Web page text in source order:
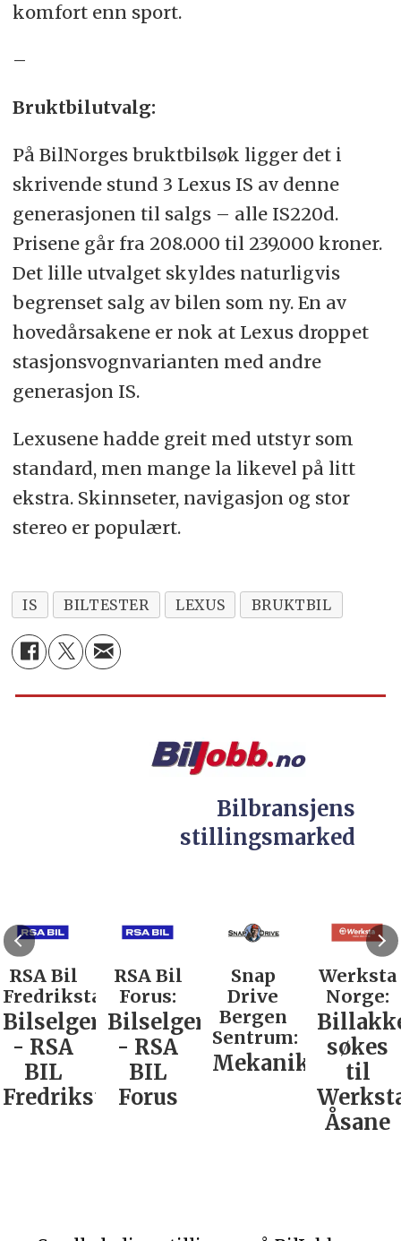
komfort enn sport.
–
Bruktbilutvalg:
På BilNorges bruktbilsøk ligger det i
skrivende stund 3 Lexus IS av denne
generasjonen til salgs – alle IS220d.
Prisene går fra 208.000 til 239.000 kroner.
Det lille utvalget skyldes naturligvis
begrenset salg av bilen som ny. En av
hovedårsakene er nok at Lexus droppet
stasjonsvognvarianten med andre
generasjon IS.
Lexusene hadde greit med utstyr som
standard, men mange la likevel på litt
ekstra. Skinnseter, navigasjon og stor
stereo er populært.
IS BILTESTER LEXUS BRUKTBIL
Bilbransjens
stillingsmarked
RSA Bil
Fredrikstad:
Bilselger
- RSA
BIL
Fredrikstad
RSA Bil
Forus:
Bilselger
- RSA
BIL
Forus
Snap
Drive
Bergen
Sentrum:
Mekaniker
Werksta
Norge:
søkes
til
Åsane